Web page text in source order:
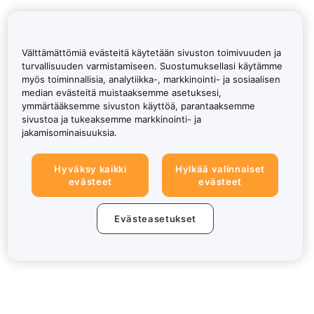
Välttämättömiä evästeitä käytetään sivuston toimivuuden ja
turvallisuuden varmistamiseen. Suostumuksellasi käytämme
myös toiminnallisia, analytiikka-, markkinointi- ja sosiaalisen
median evästeitä muistaaksemme asetuksesi,
ymmärtääksemme sivuston käyttöä, parantaaksemme
sivustoa ja tukeaksemme markkinointi- ja
jakamisominaisuuksia.
Hyväksy kaikki
evästeet
Hylkää valinnaiset
evästeet
Evästeasetukset